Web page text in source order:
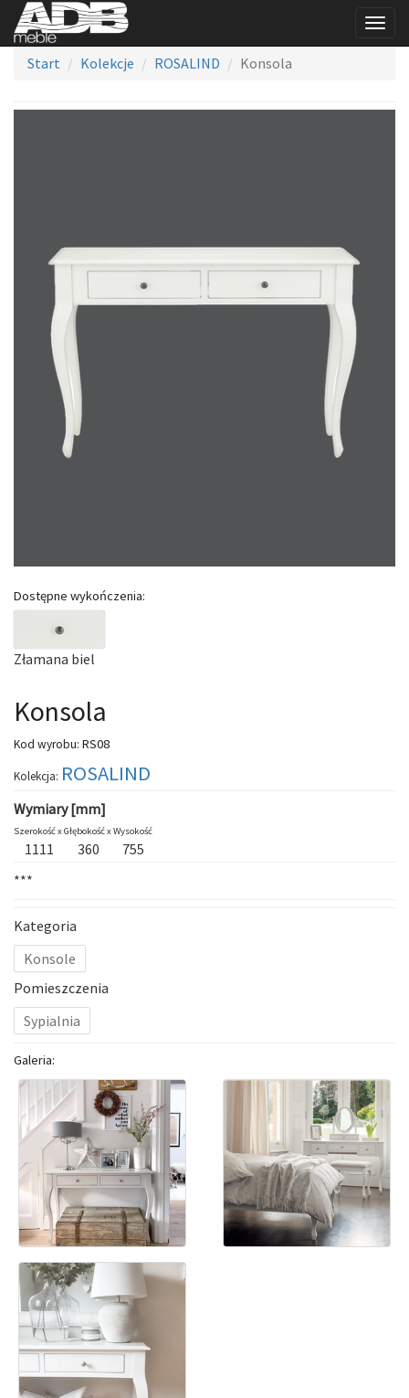
Start
Kolekcje ROSALIND Konsola
Dostępne wykończenia:
Złamana biel
Konsola
Kod wyrobu: RS08
Kolekcja: ROSALIND
Wymiary [mm]
Szerokość xGłębokość xWysokość
1111 360
755
***
Kategoria
Konsole
Pomieszczenia
Sypialnia
Galeria: